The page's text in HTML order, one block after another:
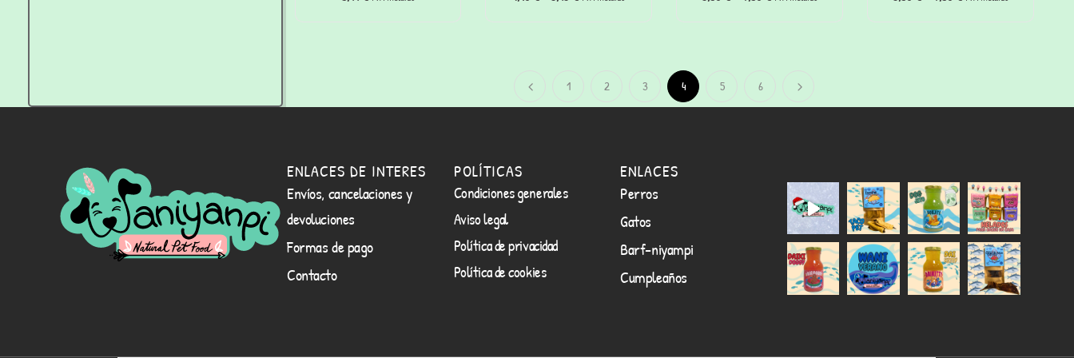
1 2 3 4 5 6
ENLACES DE INTERES
Envíos, cancelaciones y
devoluciones
Formas de pago
Contacto
POLÍTICAS
Condiciones generales
Aviso legal
Política de privacidad
Política de cookies
ENLACES
Perros
Gatos
Barf-niyampi
Cumpleaños